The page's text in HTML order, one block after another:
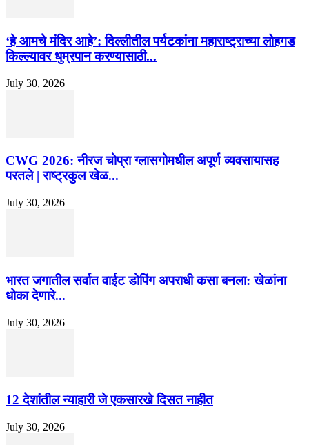
‘हे आमचे मंदिर आहे’: दिल्लीतील पर्यटकांना महाराष्ट्राच्या लोहगड
किल्ल्यावर धुम्रपान करण्यासाठी...
July 30, 2026
CWG 2026: नीरज चोप्रा ग्लासगोमधील अपूर्ण व्यवसायासह
परतले | राष्ट्रकुल खेळ...
July 30, 2026
भारत जगातील सर्वात वाईट डोपिंग अपराधी कसा बनला: खेळांना
धोका देणारे...
July 30, 2026
12 देशांतील न्याहारी जे एकसारखे दिसत नाहीत
July 30, 2026